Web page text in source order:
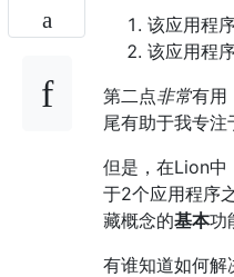
该应用程
该应用程
第二点非常有用
尾有助于我专注
但是，在Lion中
于2个应用程序
藏概念的基本功
有谁知道如何解